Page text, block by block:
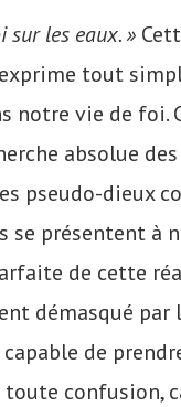
sur les eaux. »
tout
vie de foi.
absolue
pseudo-dieux
présentent à
de cette
démasqué par
de
confusion,